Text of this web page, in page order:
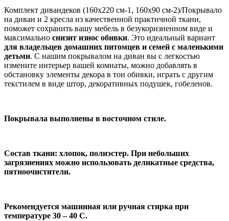
Комплект дивандеков (160х220 см-1, 160х90 см-2)/Покрывало
на диван и 2 кресла из качественной практичной ткани,
поможет сохранить вашу мебель в безукоризненном виде и
максимально снизит износ обивки. Это идеальный вариант
для владельцев домашних питомцев и семей с маленькими
детьми. С нашим покрывалом на диван вы с легкостью
измените интерьер вашей комнаты, можно добавлять в
обстановку элементы декора в тон обивки, играть с другим
текстилем в виде штор, декоративных подушек, гобеленов.
Покрывала выполнены в восточном стиле.
Состав ткани: хлопок, полиэстер. При небольших
загрязнениях можно использовать деликатные средства,
пятноочистители.
Рекомендуется машинная или ручная стирка при
температуре 30 – 40 С.